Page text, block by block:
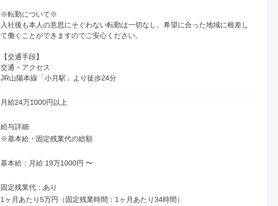
※転勤について※
入社後も本人の意思にそぐわない転勤は一切なし。希望に合った地域に根差し
て働くことができますのでご安心ください。
【交通手段】
交通・アクセス
JR山陽本線「小月駅」より徒歩24分
月給24万1000円以上
給与詳細
※基本給・固定残業代の総額
基本給：月給 19万1000円 〜
固定残業代：あり
1ヶ月あたり5万円（固定残業時間：1ヶ月あたり34時間）